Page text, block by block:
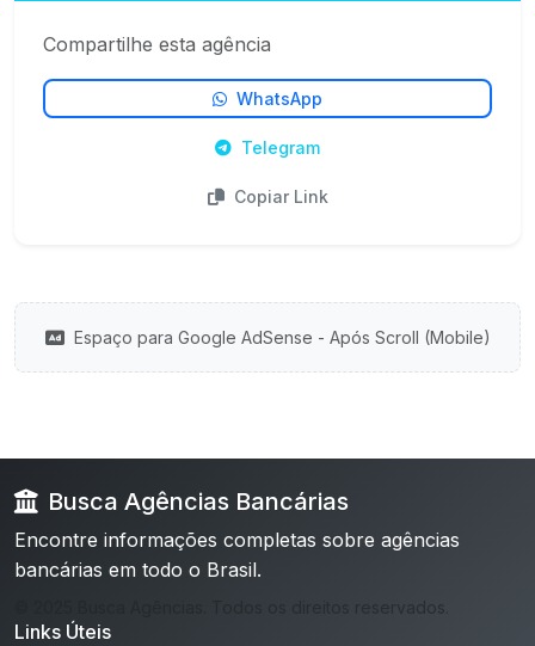
Compartilhe esta agência
WhatsApp
Telegram
Copiar Link
Espaço para Google AdSense - Após Scroll (Mobile)
Busca Agências Bancárias
Encontre informações completas sobre agências
bancárias em todo o Brasil.
© 2025 Busca Agências. Todos os direitos reservados.
Links Úteis